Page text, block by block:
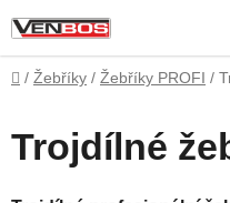
na
obsah
Domů
/ Žebříky / Žebříky PROFI /
Trojdílné